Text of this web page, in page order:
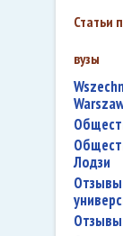
Статьи
вузы
Wszechnica Polska Szkola Wyzsza w
Общественная Академия Наук в
Лодзи
Отзывы о Польско-японском